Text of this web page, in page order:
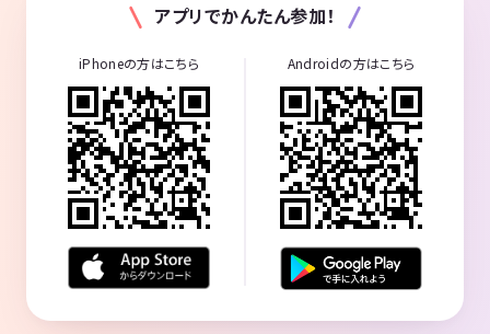
アプリでかんたん参加！
iPhoneの方はこちら Androidの方はこちら